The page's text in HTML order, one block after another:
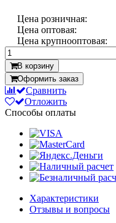
Цена розничная:
Цена оптовая:
Цена крупнооптовая:
В корзину
Оформить заказ
Сравнить
Отложить
Способы оплаты
Характеристики
Отзывы и вопросы